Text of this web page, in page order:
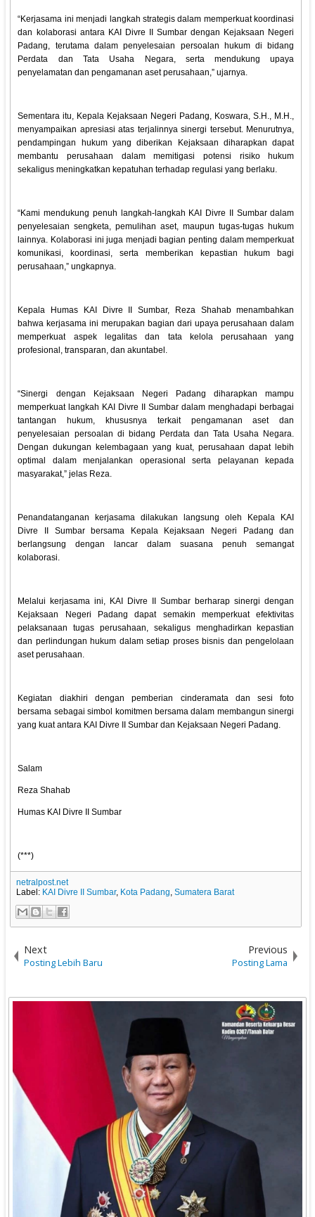
“Kerjasama ini menjadi langkah strategis dalam memperkuat koordinasi
dan kolaborasi antara KAI Divre II Sumbar dengan Kejaksaan Negeri
Padang, terutama dalam penyelesaian persoalan hukum di bidang
Perdata dan Tata Usaha Negara, serta mendukung upaya
penyelamatan dan pengamanan aset perusahaan,” ujarnya.
Sementara itu, Kepala Kejaksaan Negeri Padang, Koswara, S.H., M.H.,
menyampaikan apresiasi atas terjalinnya sinergi tersebut. Menurutnya,
pendampingan hukum yang diberikan Kejaksaan diharapkan dapat
membantu perusahaan dalam memitigasi potensi risiko hukum
sekaligus meningkatkan kepatuhan terhadap regulasi yang berlaku.
“Kami mendukung penuh langkah-langkah KAI Divre II Sumbar dalam
penyelesaian sengketa, pemulihan aset, maupun tugas-tugas hukum
lainnya. Kolaborasi ini juga menjadi bagian penting dalam memperkuat
komunikasi, koordinasi, serta memberikan kepastian hukum bagi
perusahaan,” ungkapnya.
Kepala Humas KAI Divre II Sumbar, Reza Shahab menambahkan
bahwa kerjasama ini merupakan bagian dari upaya perusahaan dalam
memperkuat aspek legalitas dan tata kelola perusahaan yang
profesional, transparan, dan akuntabel.
“Sinergi dengan Kejaksaan Negeri Padang diharapkan mampu
memperkuat langkah KAI Divre II Sumbar dalam menghadapi berbagai
tantangan hukum, khususnya terkait pengamanan aset dan
penyelesaian persoalan di bidang Perdata dan Tata Usaha Negara.
Dengan dukungan kelembagaan yang kuat, perusahaan dapat lebih
optimal dalam menjalankan operasional serta pelayanan kepada
masyarakat,” jelas Reza.
Penandatanganan kerjasama dilakukan langsung oleh Kepala KAI
Divre II Sumbar bersama Kepala Kejaksaan Negeri Padang dan
berlangsung dengan lancar dalam suasana penuh semangat
kolaborasi.
Melalui kerjasama ini, KAI Divre II Sumbar berharap sinergi dengan
Kejaksaan Negeri Padang dapat semakin memperkuat efektivitas
pelaksanaan tugas perusahaan, sekaligus menghadirkan kepastian
dan perlindungan hukum dalam setiap proses bisnis dan pengelolaan
aset perusahaan.
Kegiatan diakhiri dengan pemberian cinderamata dan sesi foto
bersama sebagai simbol komitmen bersama dalam membangun sinergi
yang kuat antara KAI Divre II Sumbar dan Kejaksaan Negeri Padang.
Salam
Reza Shahab
Humas KAI Divre II Sumbar
(***)
netralpost.net
Label: KAI Divre II Sumbar, Kota Padang,Sumatera Barat
Next
Posting Lebih Baru
Previous
Posting Lama